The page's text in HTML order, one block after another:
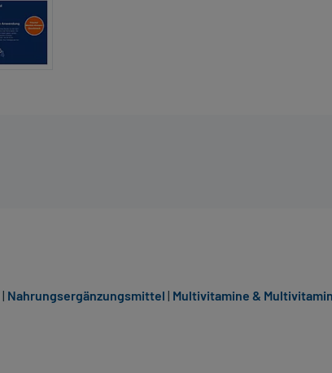
| Nahrungsergänzungsmittel | Multivitamine &